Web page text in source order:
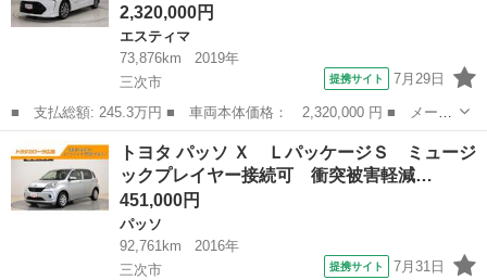
2,320,000円
エスティマ
73,876km
2019年
三次市
提携サイト 7月29日
■ 支払総額: 245.3万円 ■ 車両本体価格： 2,320,000 円 ■ メーカ
ー名： トヨタ ■ 車種名： エスティマ ■ グレード名： アエラ
ス プレミアム－Ｇ 横滑り防止 ＬＥＤ Ｗパワスラ クルコン
メモリー...
三次市 エスティマ
トヨタ パッソ Ｘ ＬパッケージＳ ミュージ
ックプレイヤー接続可 衝突被害軽減…
451,000円
パッソ
92,761km
2016年
三次市
提携サイト 7月31日